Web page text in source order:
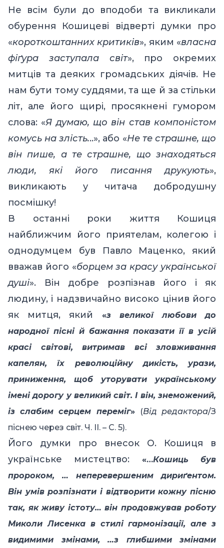
Не всім були до вподоби та викликали
обурення Кошицеві відверті думки про
«короткоштанних критиків», яким «власна
фіґура заступала світ», про окремих
митців та деяких громадських діячів. Не
нам бути тому суддями, та ще й за стільки
літ, але його щирі, просякнені гумором
слова: «Я думаю, що він став компоністом
комусь на злість...», або «Не те страшне, що
він пише, а те страшне, що знаходяться
люди, які його писання друкують»,
викликають у читача добродушну
посмішку!
В останні роки життя Кошиця
найближчим його приятелам, колегою і
однодумцем був Павло Маценко, який
вважав його «борцем за красу української
душі». Він добре розпізнав його і як
людину, і надзвичайно високо цінив його
як митця, який
«з великої любови до
народної пісні й бажання показати її в усій
красі світові, витримав всі зловживання
капелян, їх революційну дикість, урази,
приниження, щоб уторувати українському
імені дорогу у великий світ. І він, знеможений,
із слабим серцем переміг» (Від редактора/З
піснею через світ. Ч. ІІ. – С. 5).
Його думки про внесок О. Кошиця в
українське мистецтво: «…Кошиць був
пророком, … неперевершеним дириґентом.
Він умів розпізнати і відтворити кожну пісню
так, як живу істоту… він продовжував роботу
Миколи Лисенка в стилі гармонізації, але з
видимими змінами, …з глибшими змінами